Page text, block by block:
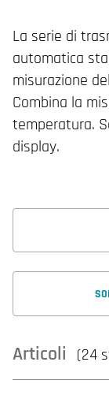
La serie di
automatica
misurazione
Combina la
temperatura.
display.
Articoli (24